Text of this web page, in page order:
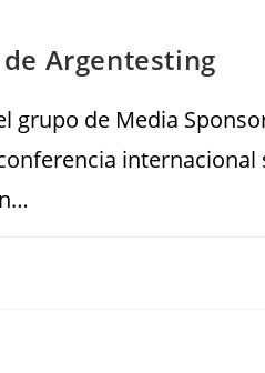
de Argentesting
grupo de Media